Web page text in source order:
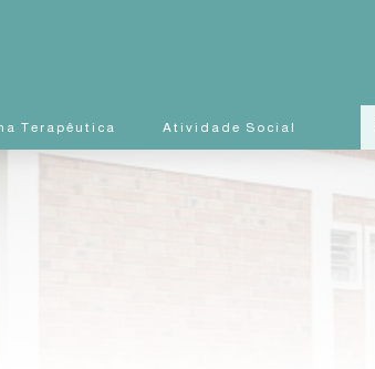
Terapêutica Atividade Social